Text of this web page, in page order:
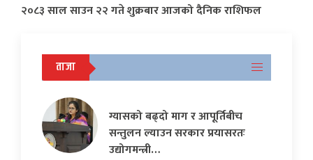
२०८३ साल साउन २२ गते शुक्रबार आजको दैनिक राशिफल
ताजा
ग्यासको बढ्दो माग र आपूर्तिबीच
सन्तुलन ल्याउन सरकार प्रयासरतः
उद्योगमन्त्री…